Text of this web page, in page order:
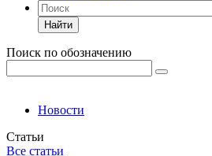
Найти
Поиск по обозначению
Новости
Статьи
Все статьи